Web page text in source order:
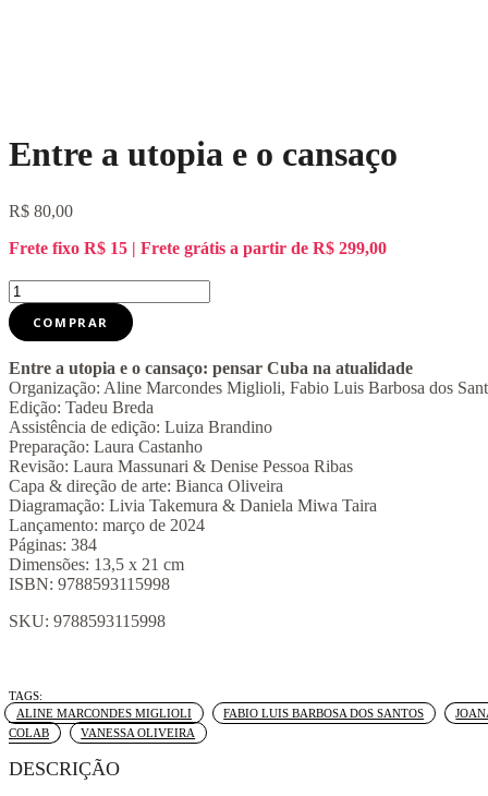
Entre a utopia e o cansaço
R$ 80,00
Frete fixo R$ 15 | Frete grátis a partir de R$ 299,00
Entre
a
utopia
o
cansaço
quantidade
COMPRAR
Entre a utopia e o cansaço: pensar Cuba na atualidade
Organização: Aline Marcondes Miglioli, Fabio Luis Barbosa dos
Edição: Tadeu Breda
Assistência de edição: Luiza Brandino
Preparação: Laura Castanho
Revisão: Laura Massunari & Denise Pessoa Ribas
Capa & direção de arte: Bianca Oliveira
Diagramação: Livia Takemura & Daniela Miwa Taira
Lançamento: março de 2024
Páginas: 384
Dimensões: 13,5 x 21 cm
ISBN: 9788593115998
SKU: 9788593115998
Tags:
ALINE MARCONDES MIGLIOLI , FABIO LUIS BARBOSA DOS SANTOS ,
COLAB
, VANESSA OLIVEIRA
DESCRIÇÃO